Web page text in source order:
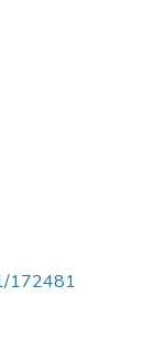
172481